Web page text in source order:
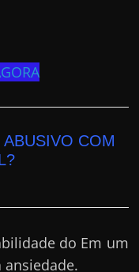
COM
do Em um